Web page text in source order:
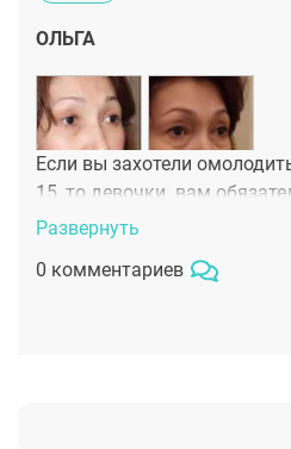
ОЛЬГА
Если вы захотели
15, то девочки вам
консультацию Игоря
вмешательство, учитывая
моем случае, у меня
Развернуть
0 комментариев